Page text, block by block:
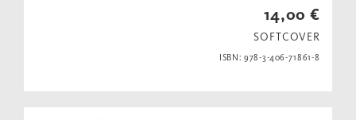
14,00 €
SOFTCOVER
ISBN: 978-3-406-71861-8